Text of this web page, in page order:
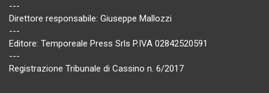
---
Direttore responsabile: Giuseppe Mallozzi
---
Editore: Temporeale Press Srls P.IVA 02842520591
---
Registrazione Tribunale di Cassino n. 6/2017